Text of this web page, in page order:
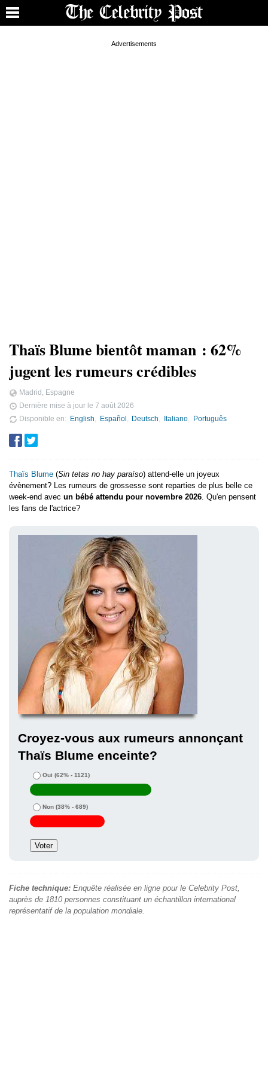
Thaïs Blume bientôt maman : 62%
jugent les rumeurs crédibles
Madrid, Espagne
Dernière mise à jour le 7 août 2026
Disponible en
English Español Deutsch Italiano Português
Thaïs Blume (Sin tetas no hay paraíso) attend-elle un joyeux
évènement? Les rumeurs de grossesse sont reparties de plus belle ce
week-end avec un bébé attendu pour novembre 2026. Qu'en pensent
les fans de l'actrice?
Croyez-vous aux rumeurs annonçant
Thaïs Blume enceinte?
Oui (62% - 1121)
Non (38% - 689)
Fiche technique: Enquête réalisée en ligne pour le Celebrity Post,
auprès de 1810 personnes constituant un échantillon international
représentatif de la population mondiale.